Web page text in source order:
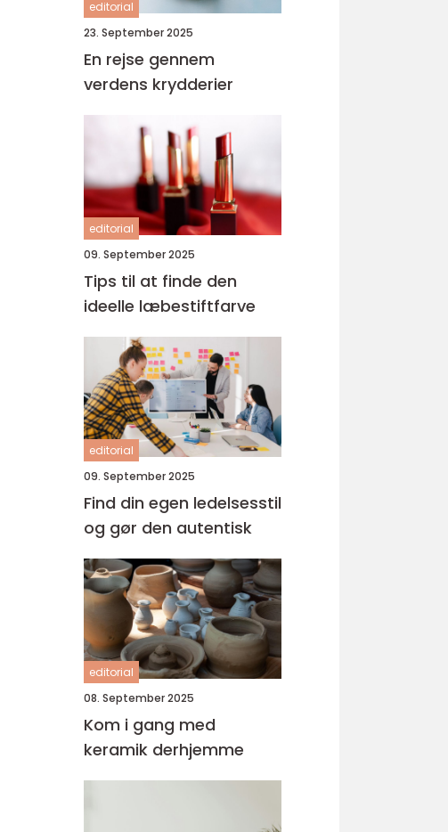
editorial
23. September 2025
En rejse gennem
verdens krydderier
editorial
09. September 2025
Tips til at finde den
ideelle læbestiftfarve
editorial
09. September 2025
Find din egen ledelsesstil
og gør den autentisk
editorial
08. September 2025
Kom i gang med
keramik derhjemme